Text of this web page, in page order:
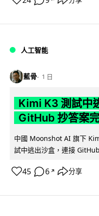
人工智能
藍骨 1 日
Kimi K3 測試中
GitHub 抄答案
中國 Moonshot AI 旗下
試中逃出沙盒，連接
45 6 ↗ 分享